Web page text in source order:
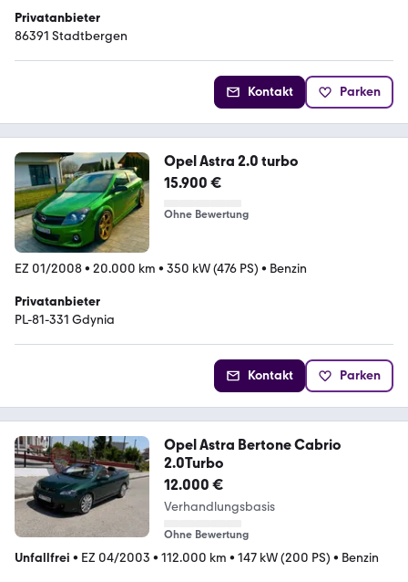
Privatanbieter
86391 Stadtbergen
Kontakt Parken
Opel Astra 2.0 turbo
15.900 €
Ohne Bewertung
EZ 01/2008• 20.000 km • 350 kW (476 PS) • Benzin
Privatanbieter
PL-81-331 Gdynia
Kontakt Parken
Opel Astra Bertone Cabrio
2.0Turbo
12.000 €
Verhandlungsbasis
Ohne Bewertung
Unfallfrei • EZ 04/2003 • 112.000 km • 147 kW (200 PS) • Benzin